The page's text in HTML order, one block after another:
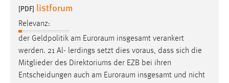
[PDF] listforum
Relevanz:
der Geldpolitik am Euroraum insgesamt verankert
werden. 21 Al- lerdings setzt dies voraus, dass sich die
Mitglieder des Direktoriums der EZB bei ihren
Entscheidungen auch am Euroraum insgesamt und nicht
Cookie Laufzeit:
Chat
Name:
MibewSessionID, MIBEW_UserID, mibew_locale, mibew-